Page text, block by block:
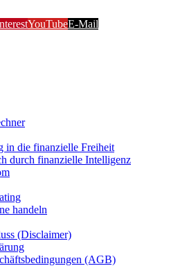
YouTubeE-Mail
in die finanzielle Freiheit
durch finanzielle Intelligenz
handeln
(Disclaimer)
(AGB)